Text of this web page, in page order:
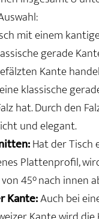
mit einem
gerade
Kante
klassische
hat. Durch den
und elegant.
Hat der Tisch
Plattenprofil,
45° nach innen
Kante:Auch bei